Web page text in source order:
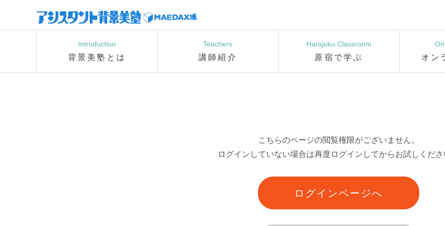
Introduction
背景美塾とは
Teachers
講師紹介
Harajuku Classroom
原宿で学ぶ オン
こちらのページの閲覧権限がございません。
ログインしていない場合は再度ログインしてからお試しくださ
ログインページへ